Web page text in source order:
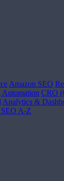
Amazon SEO
Automation CRO
Analytics &
A-Z